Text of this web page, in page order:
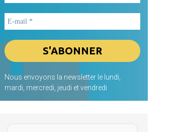
Nous envoyons la newsletter le lundi,
mardi, mercredi, jeudi et vendredi